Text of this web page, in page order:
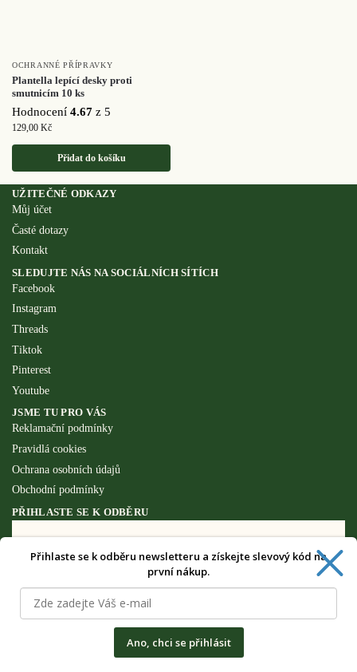
Přihlaste se k odběru newsletteru a získejte slevový kód na
první nákup.
Ano, chci se přihlásit
OCHRANNÉ PŘÍPRAVKY
Plantella lepící desky proti
smutnicím 10 ks
Hodnocení 4.67 z 5
129,00 Kč
Přidat do košíku
UŽITEČNÉ ODKAZY
Můj účet
Časté dotazy
Kontakt
SLEDUJTE NÁS NA SOCIÁLNÍCH SÍTÍCH
Facebook
Instagram
Threads
Tiktok
Pinterest
Youtube
JSME TU PRO VÁS
Reklamační podmínky
Pravidlá cookies
Ochrana osobních údajů
Obchodní podmínky
PŘIHLASTE SE K ODBĚRU
Získejte speciální výhody pouze pro
odběratele newsletteru.